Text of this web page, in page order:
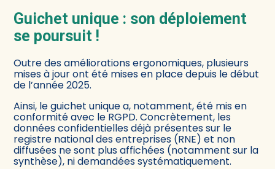
Guichet unique : son déploiement
se poursuit !
Outre des améliorations ergonomiques, plusieurs
mises à jour ont été mises en place depuis le début
de l’année 2025.
Ainsi, le guichet unique a, notamment, été mis en
conformité avec le RGPD. Concrètement, les
données confidentielles déjà présentes sur le
registre national des entreprises (RNE) et non
diffusées ne sont plus affichées (notamment sur la
synthèse), ni demandées systématiquement.